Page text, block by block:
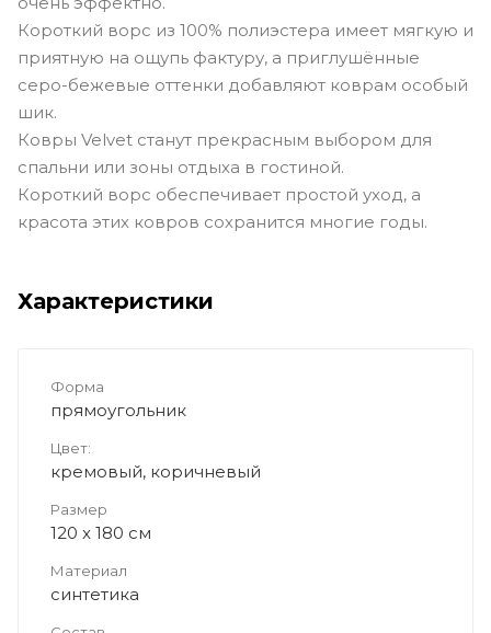
Короткий ворс из 100% полиэстера имеет мягкую и
приятную на ощупь фактуру, а приглушённые
серо-бежевые оттенки добавляют коврам особый
шик.
Ковры Velvet станут прекрасным выбором для
спальни или зоны отдыха в гостиной.
Короткий ворс обеспечивает простой уход, а
красота этих ковров сохранится многие годы.
Характеристики
Форма
прямоугольник
Цвет:
кремовый, коричневый
Размер
120 x 180 см
Материал
синтетика